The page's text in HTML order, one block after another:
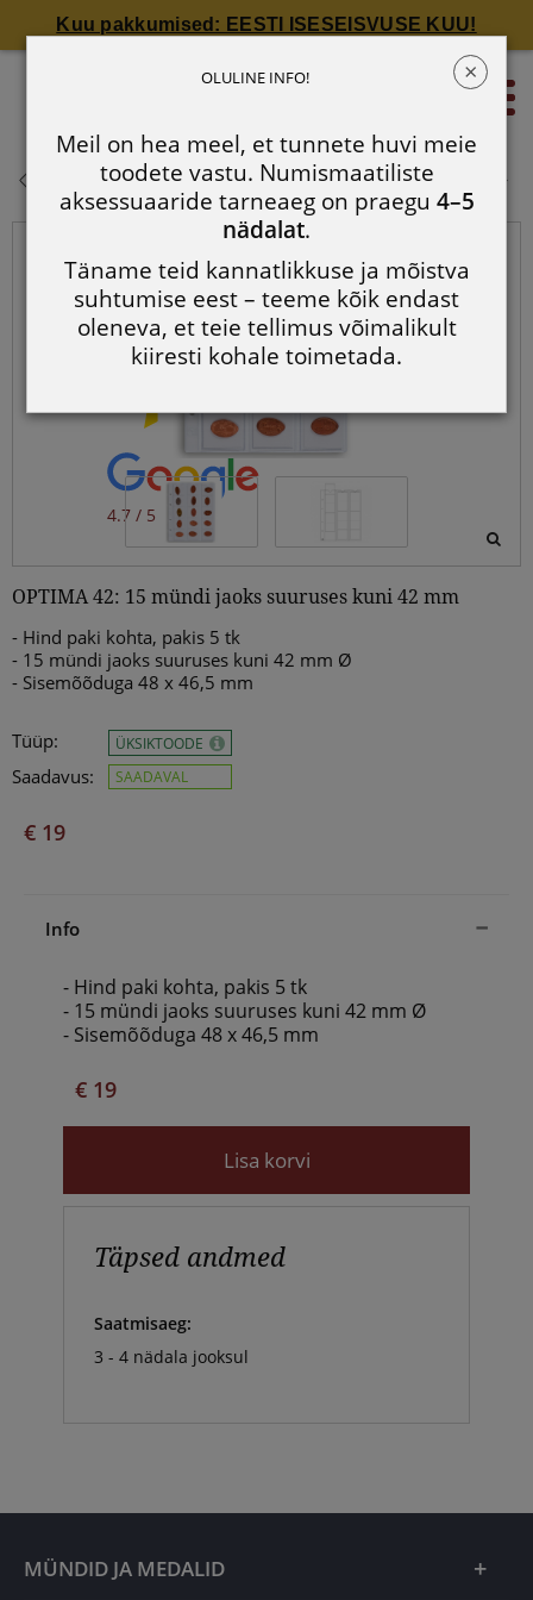
Kuu pakkumised: EESTI ISESEISVUSE KUU!
4.7 / 5
OPTIMA 42: 15 mündi jaoks
suuruses kuni 42 mm
OPTIMA 42: 15 mündi jaoks suuruses kuni 42 mm
- Hind paki kohta, pakis 5 tk
- 15 mündi jaoks suuruses kuni 42 mm Ø
- Sisemõõduga 48 x 46,5 mm
Tüüp:
Saadavus:
ÜKSIKTOODE
SAADAVAL
€ 19
Info
- Hind paki kohta, pakis 5 tk
- 15 mündi jaoks suuruses kuni 42 mm Ø
- Sisemõõduga 48 x 46,5 mm
€ 19
Lisa korvi
Täpsed andmed
Saatmisaeg:
3 - 4 nädala jooksul
OPTIMA 42: 15 mündi jaoks
MÜNDID JA MEDALID
×
OLULINE INFO!
Meil on hea meel, et tunnete huvi meie
toodete vastu. Numismaatiliste
aksessuaaride tarneaeg on praegu 4–5
nädalat.
Täname teid kannatlikkuse ja mõistva
suhtumise eest – teeme kõik endast
oleneva, et teie tellimus võimalikult
kiiresti kohale toimetada.